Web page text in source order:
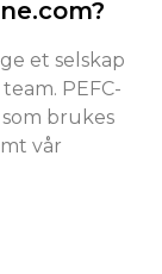
et selskap
PEFC-
brukes
vår